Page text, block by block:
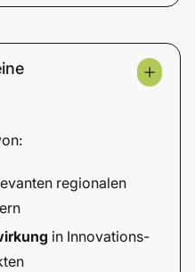
regionalen
in Innovations-